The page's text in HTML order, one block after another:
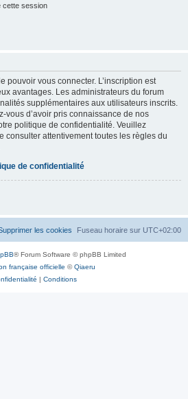
cette session
pouvoir vous connecter. L’inscription est
avantages. Les administrateurs du forum
supplémentaires aux utilisateurs inscrits.
vous d’avoir pris connaissance de nos
politique de confidentialité. Veuillez
consulter attentivement toutes les règles du
de confidentialité
Fuseau horaire sur UTC+02:00
les cookies
® Forum Software © phpBB Limited
française officielle ©Qiaeru
| Conditions